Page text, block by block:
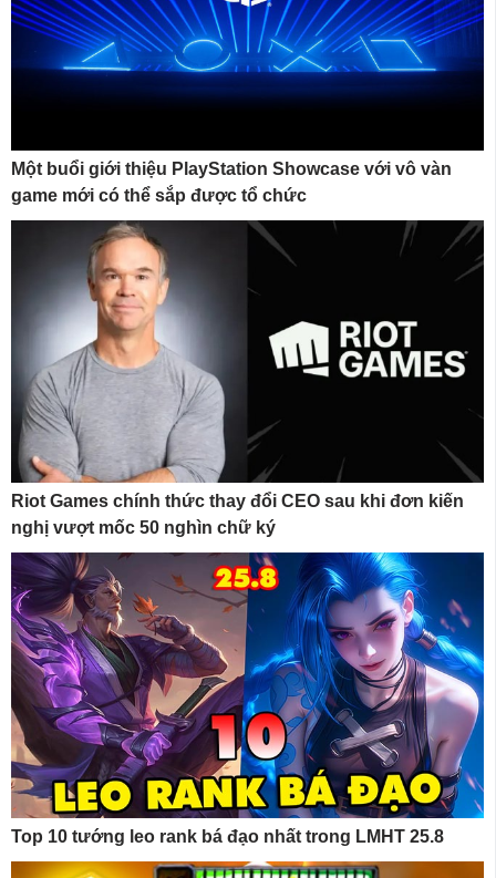
Một buổi giới thiệu PlayStation Showcase với vô vàn
game mới có thể sắp được tổ chức
Riot Games chính thức thay đổi CEO sau khi đơn kiến
nghị vượt mốc 50 nghìn chữ ký
Top 10 tướng leo rank bá đạo nhất trong LMHT 25.8